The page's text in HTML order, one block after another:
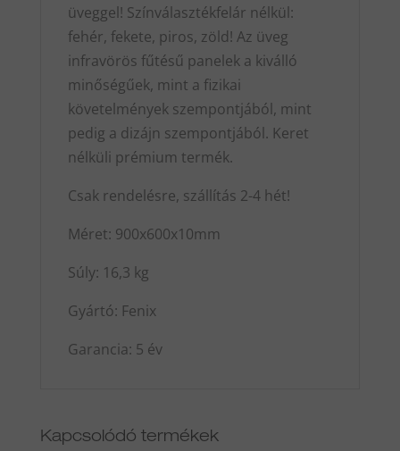
üveggel! Színválasztékfelár nélkül:
fehér, fekete, piros, zöld! Az üveg
infravörös fűtésű panelek a kiválló
minőségűek, mint a fizikai
követelmények szempontjából, mint
pedig a dizájn szempontjából. Keret
nélküli prémium termék.
Csak rendelésre, szállítás 2-4 hét!
Méret: 900x600x10mm
Súly: 16,3 kg
Gyártó: Fenix
Garancia: 5 év
Kapcsolódó termékek